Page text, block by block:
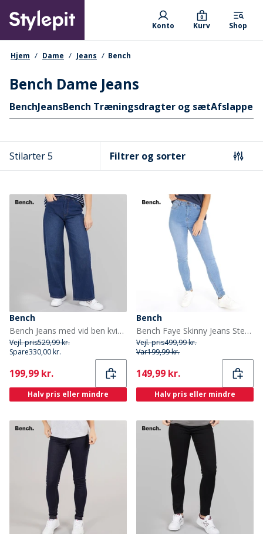
main
content
Primary departments
Konto Kurv
0
Shop
navigationssti
Hjem Dame Jeans Bench
Bench Dame Jeans
Hurtige links
BenchJeansBench Træningsdragter og sætAfslappet
Stilarter 5 Filtrer og sorter
Bench
Bench Jeans med vid ben kvinder Mørkeblå
Vejl. pris529,99 kr.
Spare330,00 kr.
Current
199,99 kr.
Halv pris eller mindre
Bench
Bench Faye Skinny Jeans Stenvask til Kvinder
Vejl. pris499,99 kr.
Var199,99 kr.
Current
149,99 kr.
Halv pris eller mindre